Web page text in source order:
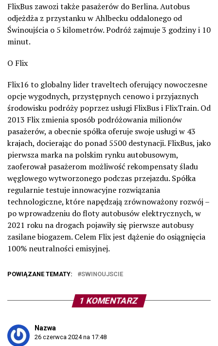
FlixBus zawozi także pasażerów do Berlina. Autobus
odjeżdża z przystanku w Ahlbecku oddalonego od
Świnoujścia o 5 kilometrów. Podróż zajmuje 3 godziny i 10
minut.
O Flix
Flix16 to globalny lider traveltech oferujący nowoczesne
opcje wygodnych, przystępnych cenowo i przyjaznych
środowisku podróży poprzez usługi FlixBus i FlixTrain. Od
2013 Flix zmienia sposób podróżowania milionów
pasażerów, a obecnie spółka oferuje swoje usługi w 43
krajach, docierając do ponad 5500 destynacji. FlixBus, jako
pierwsza marka na polskim rynku autobusowym,
zaoferował pasażerom możliwość rekompensaty śladu
węglowego wytworzonego podczas przejazdu. Spółka
regularnie testuje innowacyjne rozwiązania
technologiczne, które napędzają zrównoważony rozwój –
po wprowadzeniu do floty autobusów elektrycznych, w
2021 roku na drogach pojawiły się pierwsze autobusy
zasilane biogazem. Celem Flix jest dążenie do osiągnięcia
100% neutralności emisyjnej.
POWIĄZANE TEMATY: SWINOUJSCIE
1 KOMENTARZ
Nazwa
26 czerwca 2024 na 17:48